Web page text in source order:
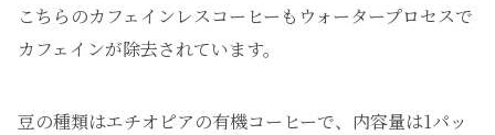
こちらのカフェインレスコーヒーもウォータープロセスで
カフェインが除去されています。
豆の種類はエチオピアの有機コーヒーで、内容量は1パッ